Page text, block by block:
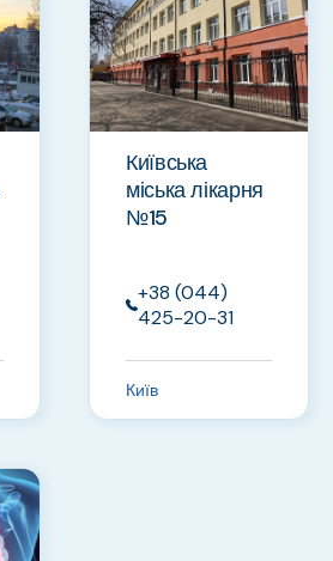
Київська
міська лікарня
№15
+38 (044)
425-20-31
Київ